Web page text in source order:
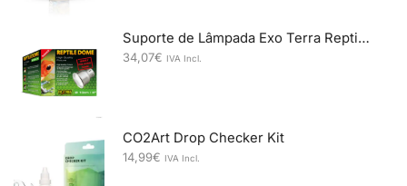
Suporte de Lâmpada Exo Terra Reptile Dome Nano 10 cm
34,07€ IVA Incl.
CO2Art Drop Checker Kit
14,99€ IVA Incl.